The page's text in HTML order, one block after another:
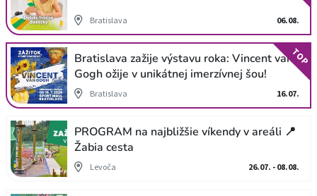
Bratislava 06.08.
Bratislava zažije výstavu roka: Vincent van
Gogh ožije v unikátnej imerzívnej šou!
Bratislava 16.07.
TOP
PROGRAM na najbližšie víkendy v areáli 📍
Žabia cesta
Levoča 26.07. - 08.08.